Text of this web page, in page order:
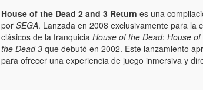
House of the Dead 2 and 3 Return es una
por SEGA. Lanzada en 2008 exclusivamente para la
clásicos de la franquicia House of the Dead: House
the Dead 3 que debutó en 2002. Este lanzamiento
para ofrecer una experiencia de juego inmersiva y